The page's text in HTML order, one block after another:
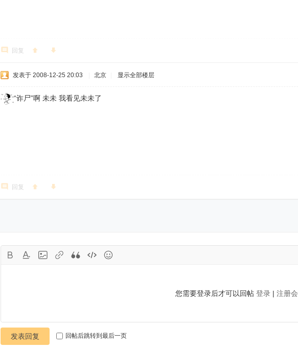
回复
发表于 2008-12-25 20:03 北京 显示全部楼层
“诈尸”啊 未未 我看见未未了
回复
您需要登录后才可以回帖 登录| 注册
发表回复 回帖后跳转到最后一页